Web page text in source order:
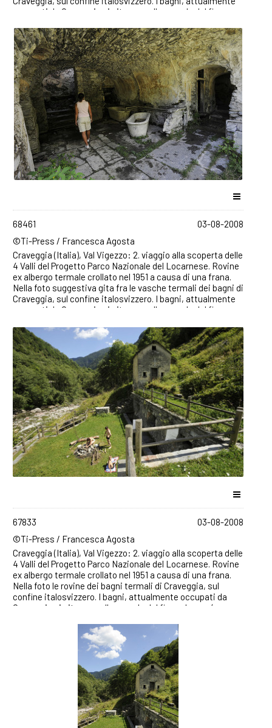
occupati da Craveggia si situano sulle sponde del fiume
(Ticino). ©Ti-Press / Francesca Agosta
68461
03-08-2008
©Ti-Press / Francesca Agosta
Craveggia (Italia), Val Vigezzo: 2. viaggio alla scoperta delle
4 Valli del Progetto Parco Nazionale del Locarnese. Rovine
ex albergo termale crollato nel 1951 a causa di una frana.
Nella foto suggestiva gita fra le vasche termali dei bagni di
Craveggia, sul confine italosvizzero. I bagni, attualmente
occupati da Craveggia si situano sulle sponde del fiume
(Ticino). ©Ti-Press / Francesca Agosta
67833
03-08-2008
©Ti-Press / Francesca Agosta
Craveggia (Italia), Val Vigezzo: 2. viaggio alla scoperta delle
4 Valli del Progetto Parco Nazionale del Locarnese. Rovine
ex albergo termale crollato nel 1951 a causa di una frana.
Nella foto le rovine dei bagni termali di Craveggia, sul
confine italosvizzero. I bagni, attualmente occupati da
Craveggia si situano sulle sponde del fiume Isorno ( a